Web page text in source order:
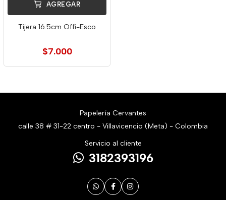
AGREGAR
Tijera 16.5cm Offi-Esco
$7.000
Papelería Cervantes
calle 38 # 31-22 centro - Villavicencio (Meta) - Colombia
Servicio al cliente
3182393196